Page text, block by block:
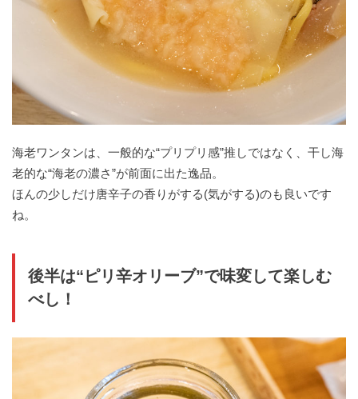
海老ワンタンは、一般的な“プリプリ感”推しではなく、干し海
老的な“海老の濃さ”が前面に出た逸品。
ほんの少しだけ唐辛子の香りがする(気がする)のも良いです
ね。
後半は“ピリ辛オリーブ”で味変して楽しむ
べし！